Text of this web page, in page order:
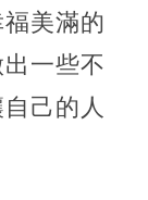
美滿的
一些不
己的人